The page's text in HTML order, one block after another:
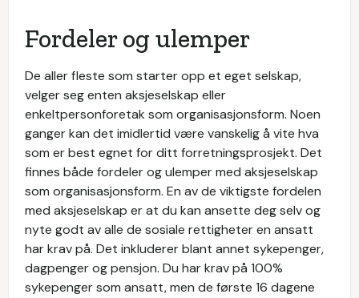
Fordeler og ulemper
De aller fleste som starter opp et eget selskap,
velger seg enten aksjeselskap eller
enkeltpersonforetak som organisasjonsform. Noen
ganger kan det imidlertid være vanskelig å vite hva
som er best egnet for ditt forretningsprosjekt. Det
finnes både fordeler og ulemper med aksjeselskap
som organisasjonsform. En av de viktigste fordelen
med aksjeselskap er at du kan ansette deg selv og
nyte godt av alle de sosiale rettigheter en ansatt
har krav på. Det inkluderer blant annet sykepenger,
dagpenger og pensjon. Du har krav på 100%
sykepenger som ansatt, men de første 16 dagene